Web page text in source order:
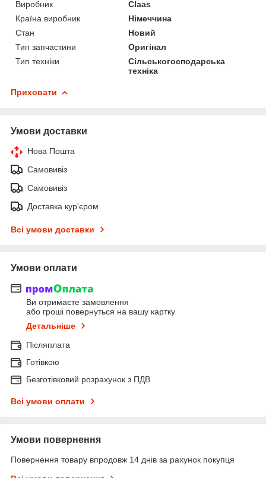
Виробник
Claas
Країна виробник
Німеччина
Стан
Новий
Тип запчастини
Оригінал
Тип техніки
Сільськогосподарська
техніка
Приховати
Умови доставки
Нова Пошта
Самовивіз
Самовивіз
Доставка кур'єром
Всі умови доставки
Умови оплати
Ви отримаєте замовлення
або гроші повернуться на вашу картку
Детальніше
Післяплата
Готівкою
Безготівковий розрахунок з ПДВ
Всі умови оплати
Умови повернення
Повернення товару впродовж 14 днів за рахунок покупця